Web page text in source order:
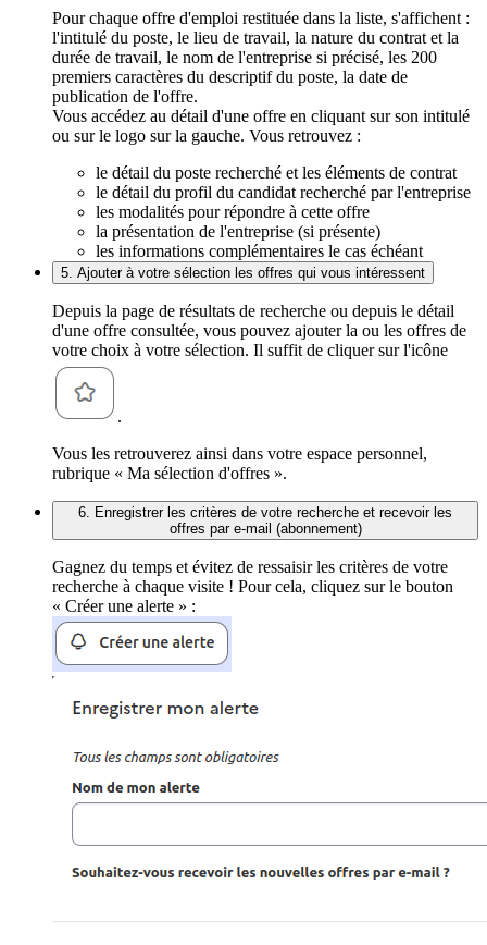
Pour chaque offre d'emploi restituée dans la liste, s'affichent :
l'intitulé du poste, le lieu de travail, la nature du contrat et la
durée de travail, le nom de l'entreprise si précisé, les 200
premiers caractères du descriptif du poste, la date de
publication de l'offre.
Vous accédez au détail d'une offre en cliquant sur son intitulé
ou sur le logo sur la gauche. Vous retrouvez :
le détail du poste recherché et les éléments de contrat
le détail du profil du candidat recherché par l'entreprise
les modalités pour répondre à cette offre
la présentation de l'entreprise (si présente)
les informations complémentaires le cas échéant
5. Ajouter à votre sélection les offres qui vous intéressent
Depuis la page de résultats de recherche ou depuis le détail
d'une offre consultée, vous pouvez ajouter la ou les offres de
votre choix à votre sélection. Il suffit de cliquer sur l'icône
.
Vous les retrouverez ainsi dans votre espace personnel,
rubrique « Ma sélection d'offres ».
6. Enregistrer les critères de votre recherche et recevoir les
offres par e-mail (abonnement)
Gagnez du temps et évitez de ressaisir les critères de votre
recherche à chaque visite ! Pour cela, cliquez sur le bouton
« Créer une alerte » :